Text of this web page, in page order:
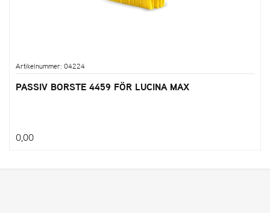
Artikelnummer: 04224
PASSIV BORSTE 4459 FÖR LUCINA MAX
0,00